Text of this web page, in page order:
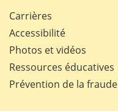
Carrières
Accessibilité
Photos et vidéos
Ressources éducatives
Prévention de la fraude